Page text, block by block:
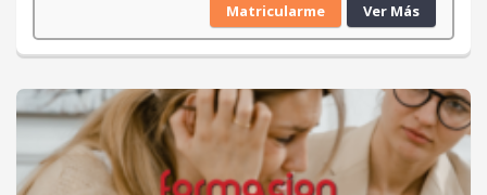
Matricularme Ver Más